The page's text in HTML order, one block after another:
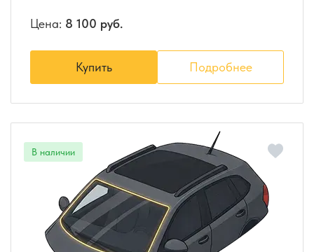
Цена: 8 100 руб.
Купить Подробнее